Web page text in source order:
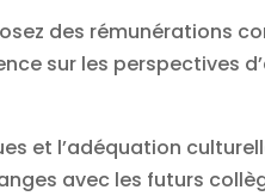
des rémunérations
sur les perspectives
et l’adéquation
avec les futurs